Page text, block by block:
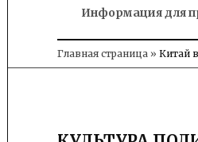
Информация для
Главная страница » Китай